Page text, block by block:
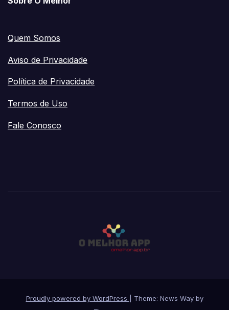
Quem Somos
Aviso de Privacidade
Política de Privacidade
Termos de Uso
Fale Conosco
Proudly powered by WordPress
Theme: News Way by